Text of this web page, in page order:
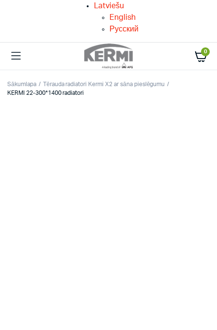
Latviešu
English
Русский
0
Sākumlapa
Tērauda radiatori Kermi X2 ar sāna pieslēgumu
KERMI 22-300*1400 radiatori